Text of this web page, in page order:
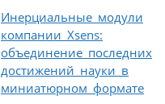
Инерциальные модули
компании Xsens:
объединение последних
достижений науки в
миниатюрном формате